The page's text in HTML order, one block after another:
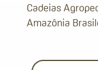
Cadeias
Amazônia